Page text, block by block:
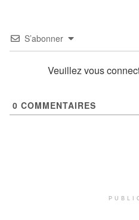
S’abonner
Veuillez vous
0 COMMENTAIRES